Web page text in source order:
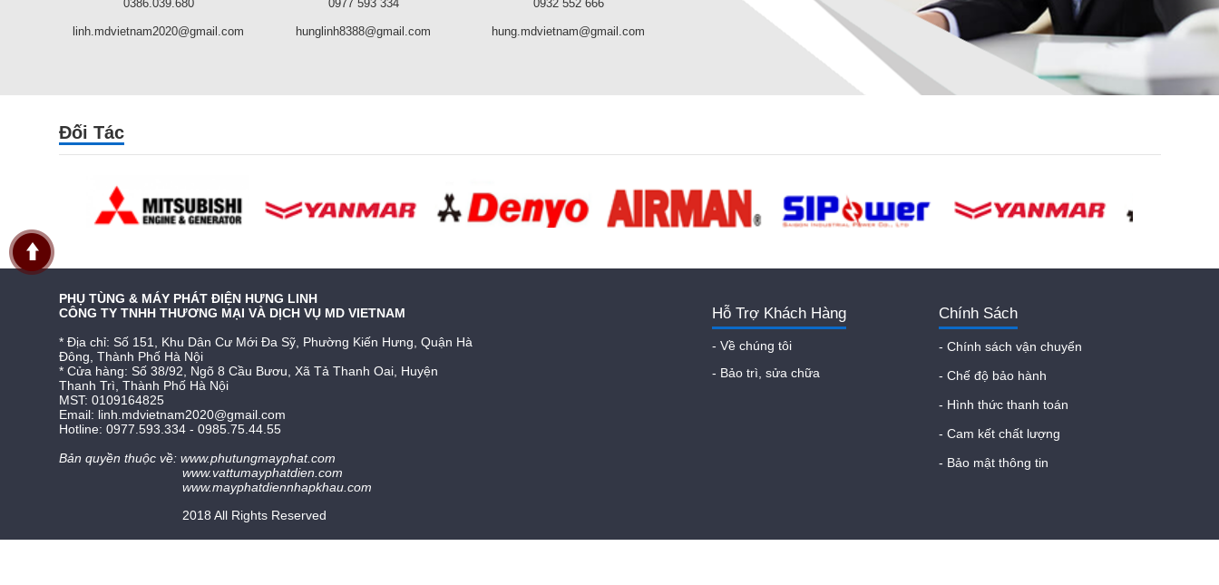
0386.039.680
linh.mdvietnam2020@gmail.com
0977 593 334
hunglinh8388@gmail.com
0932 552 666
hung.mdvietnam@gmail.com
Đối Tác
PHỤ TÙNG & MÁY PHÁT ĐIỆN HƯNG LINH
CÔNG TY TNHH THƯƠNG MẠI VÀ DỊCH VỤ MD VIETNAM
* Địa chỉ: Số 151, Khu Dân Cư Mới Đa Sỹ, Phường Kiến Hưng, Quận Hà
Đông, Thành Phố Hà Nội
* Cửa hàng: Số 38/92, Ngõ 8 Cầu Bươu, Xã Tả Thanh Oai, Huyện
Thanh Trì, Thành Phố Hà Nội
MST: 0109164825
Email: linh.mdvietnam2020@gmail.com
Hotline: 0977.593.334 - 0985.75.44.55
Bản quyền thuộc về: www.phutungmayphat.com
www.vattumayphatdien.com
www.mayphatdiennhapkhau.com
2018 All Rights Reserved
Hỗ Trợ Khách Hàng
- Về chúng tôi
- Bảo trì, sửa chữa
Chính Sách
- Chính sách vận chuyển
- Chế độ bảo hành
- Hình thức thanh toán
- Cam kết chất lượng
- Bảo mật thông tin